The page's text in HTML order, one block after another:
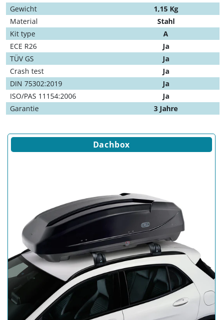
Gewicht
1,15 Kg
Material
Stahl
Kit type
A
ECE R26
Ja
TÜV GS
Ja
Crash test
Ja
DIN 75302:2019
Ja
ISO/PAS 11154:2006
Ja
Garantie
3 Jahre
Dachbox